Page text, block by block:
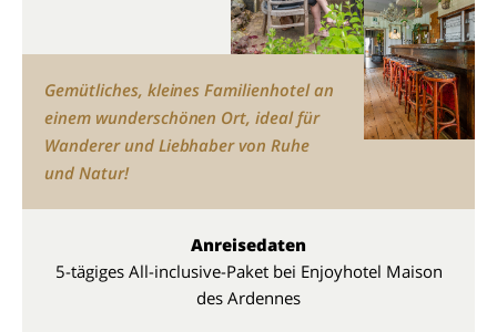
Gemütliches, kleines Familienhotel an
einem wunderschönen Ort, ideal für
Wanderer und Liebhaber von Ruhe
und Natur!
Anreisedaten
5-tägiges All-inclusive-Paket bei Enjoyhotel Maison
des Ardennes